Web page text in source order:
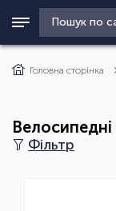
Головна сторінка
Фільтр